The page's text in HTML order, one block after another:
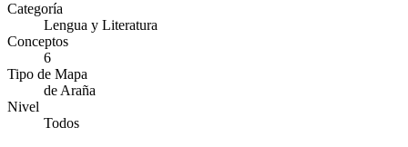
Categoría
Lengua y Literatura
Conceptos
6
Tipo de Mapa
de Araña
Nivel
Todos